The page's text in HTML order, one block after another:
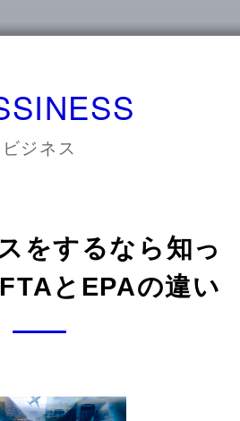
ビジネス
をするなら知っ
とEPAの違い